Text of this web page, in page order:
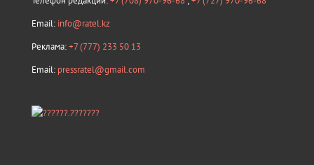
Email: info@ratel.kz
Реклама:+7 (777) 233 50 13
Email: pressratel@gmail.com